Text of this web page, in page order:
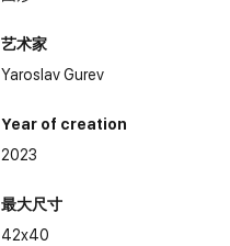
艺术家
Yaroslav Gurev
Year of creation
2023
最大尺寸
42x40